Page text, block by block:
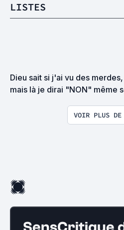
LISTES
Dieu sait si j'ai vu des merdes,
mais là je dirai "NON" même
VOIR PLUS